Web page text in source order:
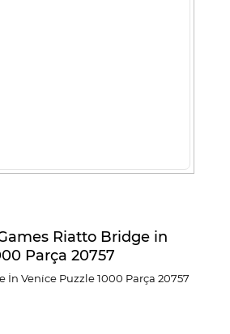
Riatto Bridge in
Parça 20757
İn Veni̇ce Puzzle 1000 Parça 20757